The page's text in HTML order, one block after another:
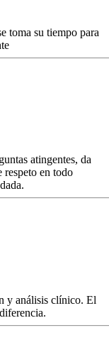
toma su tiempo para
atingentes, da
respeto en todo
y análisis clínico. El